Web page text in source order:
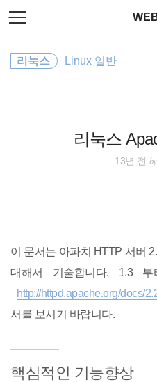
본
문
로
리눅스
리눅스 Linux 일반
13년 전 by
이 문서는 아파치 HTTP 서버
대해서 기술합니다. 1.3
http://httpd.apache.org/docs/
서를 보시기 바랍니다.
핵심적인 기능향상
색
sublimetext
Editor
Utility